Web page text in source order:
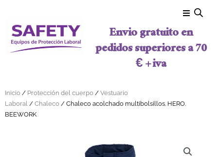
Envio gratuito en
pedidos superiores a 70
€ + iva
Inicio / Protección del cuerpo / Vestuario
Laboral / Chaleco / Chaleco acolchado multibolsillos. HERO.
BEEWORK